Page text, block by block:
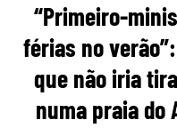
“Primeiro-
férias no
que não iria
numa praia do